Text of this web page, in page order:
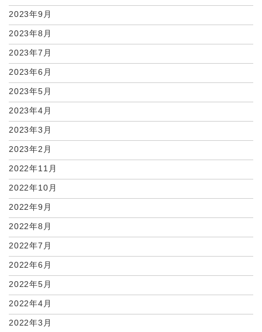
2023年9月
2023年8月
2023年7月
2023年6月
2023年5月
2023年4月
2023年3月
2023年2月
2022年11月
2022年10月
2022年9月
2022年8月
2022年7月
2022年6月
2022年5月
2022年4月
2022年3月